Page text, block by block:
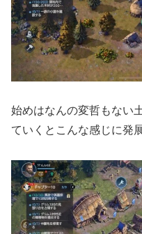
始めはなんの変哲もない
ていくとこんな感じに発